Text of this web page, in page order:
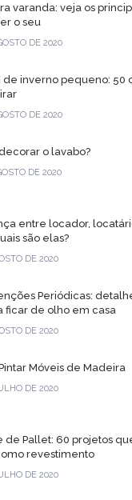
varanda: veja os
o seu
DE 2020
de inverno pequeno: 50
DE 2020
o lavabo?
DE 2020
entre locador,
são elas?
DE 2020
Periódicas:
ficar de olho em casa
DE 2020
Móveis de Madeira
DE 2020
de Pallet: 60 projetos
revestimento
DE 2020